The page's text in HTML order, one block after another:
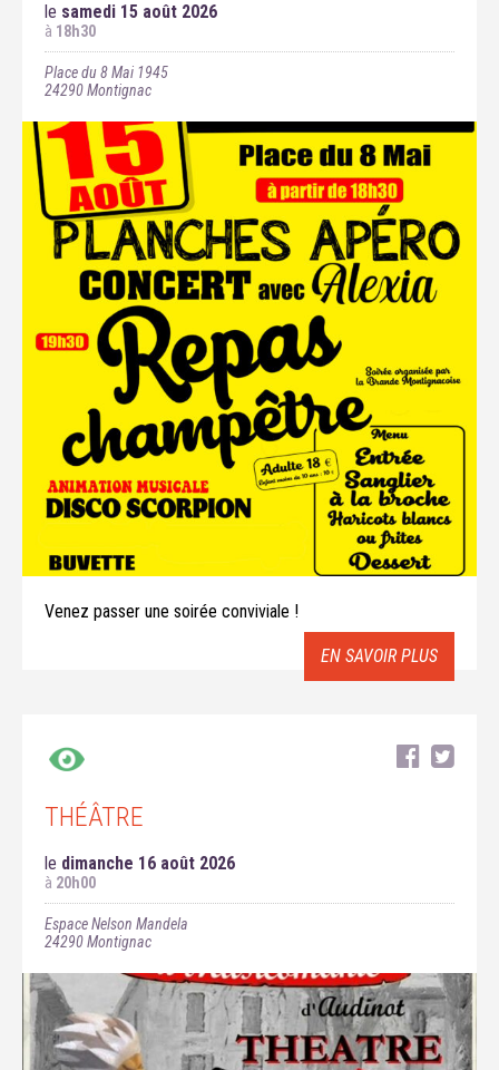
le samedi 15 août 2026
à 18h30
Place du 8 Mai 1945
24290Montignac
Venez passer une soirée conviviale !
EN SAVOIR PLUS
THÉÂTRE
le dimanche 16 août 2026
à 20h00
Espace Nelson Mandela
24290Montignac